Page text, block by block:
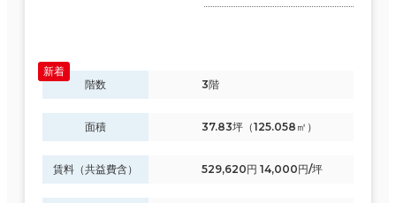
階数 3階
面積 37.83坪（125.058㎡）
賃料（共益費含） 529,620円 14,000円/坪